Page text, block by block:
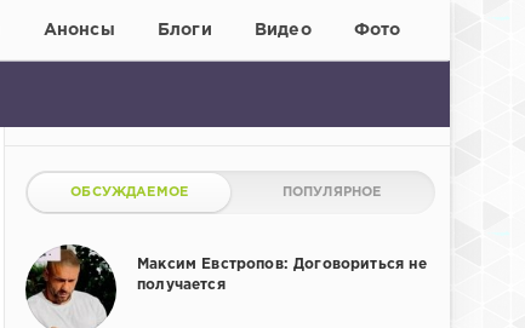
Анонсы Блоги Видео Фото
ОБСУЖДАЕМОЕ ПОПУЛЯРНОЕ
Максим Евстропов: Договориться не
получается